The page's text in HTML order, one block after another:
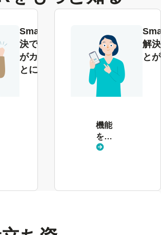
SmartHRで解
決できる課題
がカテゴリご
とにわかる
解
と
機能
を見
る